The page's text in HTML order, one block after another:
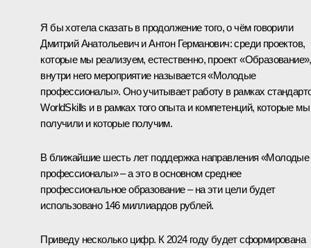
Я бы хотела сказать в продолжение того, о чём говорили
Дмитрий Анатольевич и Антон Германович: среди проектов,
которые мы реализуем, естественно, проект «Образование»,
внутри него мероприятие называется «Молодые
профессионалы». Оно учитывает работу в рамках
WorldSkills и в рамках того опыта и компетенций, которые мы
получили и которые получим.
В ближайшие шесть лет поддержка направления «Молодые
профессионалы» – а это в основном среднее
профессиональное образование – на эти цели будет
использовано 146 миллиардов рублей.
Приведу несколько цифр. К 2024 году будет сформирована